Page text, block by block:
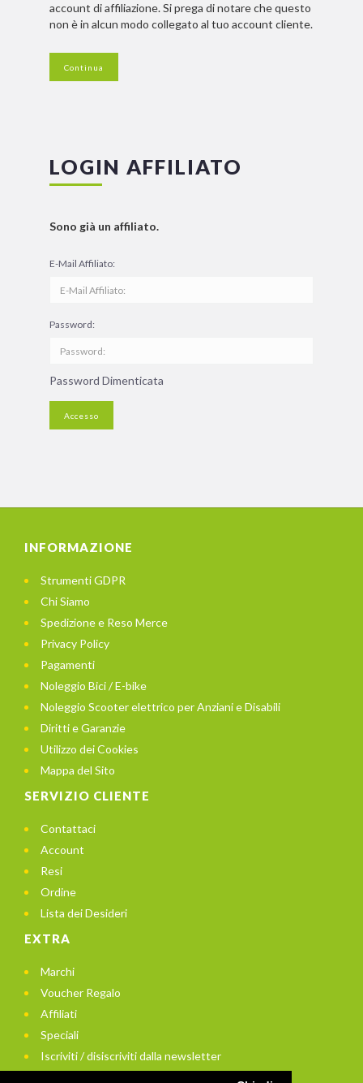
account di affiliazione. Si prega di notare che questo
non è in alcun modo collegato al tuo account cliente.
Continua
LOGIN AFFILIATO
Sono già un affiliato.
E-Mail Affiliato:
Password:
Password Dimenticata
INFORMAZIONE
Strumenti GDPR
Chi Siamo
Spedizione e Reso Merce
Privacy Policy
Pagamenti
Noleggio Bici / E-bike
Noleggio Scooter elettrico per Anziani e Disabili
Diritti e Garanzie
Utilizzo dei Cookies
Mappa del Sito
SERVIZIO CLIENTE
Contattaci
Account
Resi
Ordine
Lista dei Desideri
EXTRA
Marchi
Voucher Regalo
Affiliati
Speciali
Iscriviti / disiscriviti dalla newsletter